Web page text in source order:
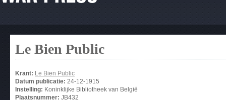
Le Bien Public
Krant: Le Bien Public
Datum publicatie: 24-12-1915
Instelling: Koninklijke Bibliotheek van België
Plaatsnummer: JB432